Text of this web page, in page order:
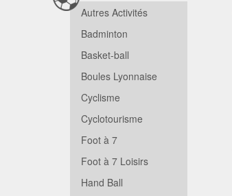
Autres Activités
Badminton
Basket-ball
Boules Lyonnaise
Cyclisme
Cyclotourisme
Foot à 7
Foot à 7 Loisirs
Hand Ball